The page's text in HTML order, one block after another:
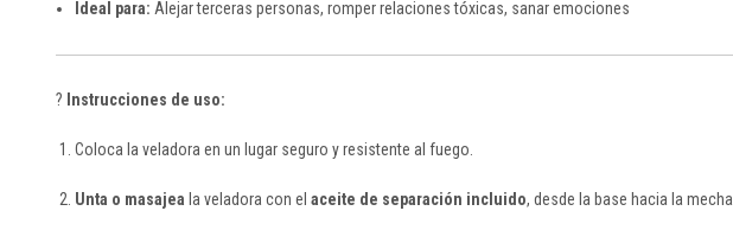
Ideal para: Alejar terceras personas, romper relaciones tóxicas, sanar emociones
?️ Instrucciones de uso:
Coloca la veladora en un lugar seguro y resistente al fuego.
Unta o masajea la veladora con el aceite de separación incluido, desde la base hacia la mecha.